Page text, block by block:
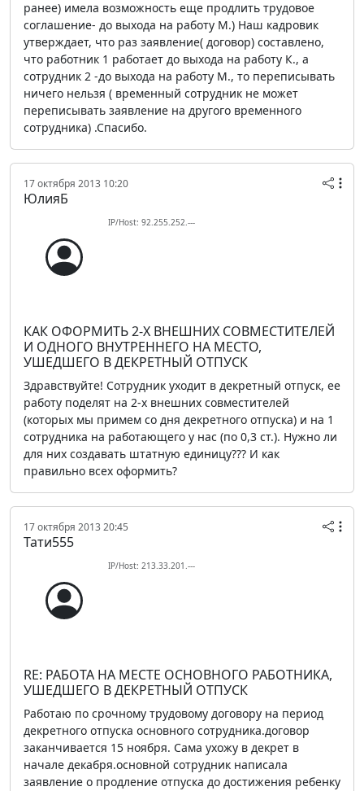
ранее) имела возможность еще продлить трудовое
соглашение- до выхода на работу М.) Наш кадровик
утверждает, что раз заявление( договор) составлено,
что работник 1 работает до выхода на работу К., а
сотрудник 2 -до выхода на работу М., то переписывать
ничего нельзя ( временный сотрудник не может
переписывать заявление на другого временного
сотрудника) .Спасибо.
17 октября 2013 10:20
ЮлияБ
IP/Host: 92.255.252.---
КАК ОФОРМИТЬ 2-Х ВНЕШНИХ СОВМЕСТИТЕЛЕЙ
И ОДНОГО ВНУТРЕННЕГО НА МЕСТО,
УШЕДШЕГО В ДЕКРЕТНЫЙ ОТПУСК
Здравствуйте! Сотрудник уходит в декретный отпуск, ее
работу поделят на 2-х внешних совместителей
(которых мы примем со дня декретного отпуска) и на 1
сотрудника на работающего у нас (по 0,3 ст.). Нужно ли
для них создавать штатную единицу??? И как
правильно всех оформить?
17 октября 2013 20:45
Тати555
IP/Host: 213.33.201.---
RE: РАБОТА НА МЕСТЕ ОСНОВНОГО РАБОТНИКА,
УШЕДШЕГО В ДЕКРЕТНЫЙ ОТПУСК
Работаю по срочному трудовому договору на период
декретного отпуска основного сотрудника.договор
заканчивается 15 ноября. Сама ухожу в декрет в
начале декабря.основной сотрудник написала
заявление о продление отпуска до достижения ребенку